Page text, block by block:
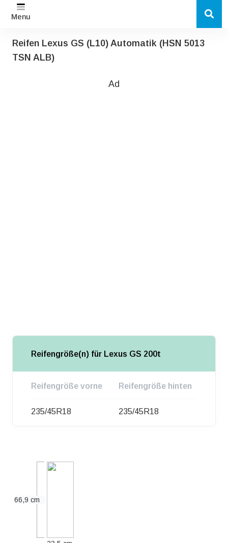
Menu
Reifen Lexus GS (L10) Automatik (HSN 5013
TSN ALB)
Ad
Reifengröße(n) für Lexus GS 200t
Reifengröße vorne Reifengröße hinten
235/45R18 235/45R18
66,9 cm